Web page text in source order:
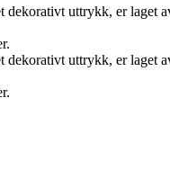
uttrykk, er laget
uttrykk, er laget